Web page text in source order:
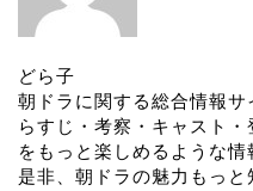
どら子
朝ドラに関する総合情報
らすじ・考察・キャスト
をもっと楽しめるような情
是非、朝ドラの魅力もっ